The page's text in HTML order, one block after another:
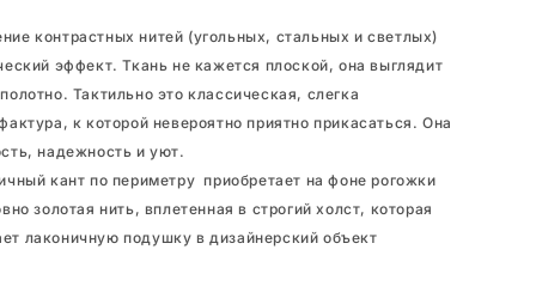
контрастных нитей (угольных, стальных и светлых)
эффект. Ткань не кажется плоской, она выглядит
Тактильно это классическая, слегка
к которой невероятно приятно прикасаться. Она
надежность и уют.
кант по периметру приобретает на фоне рогожки
золотая нить, вплетенная в строгий холст, которая
лаконичную подушку в дизайнерский объект